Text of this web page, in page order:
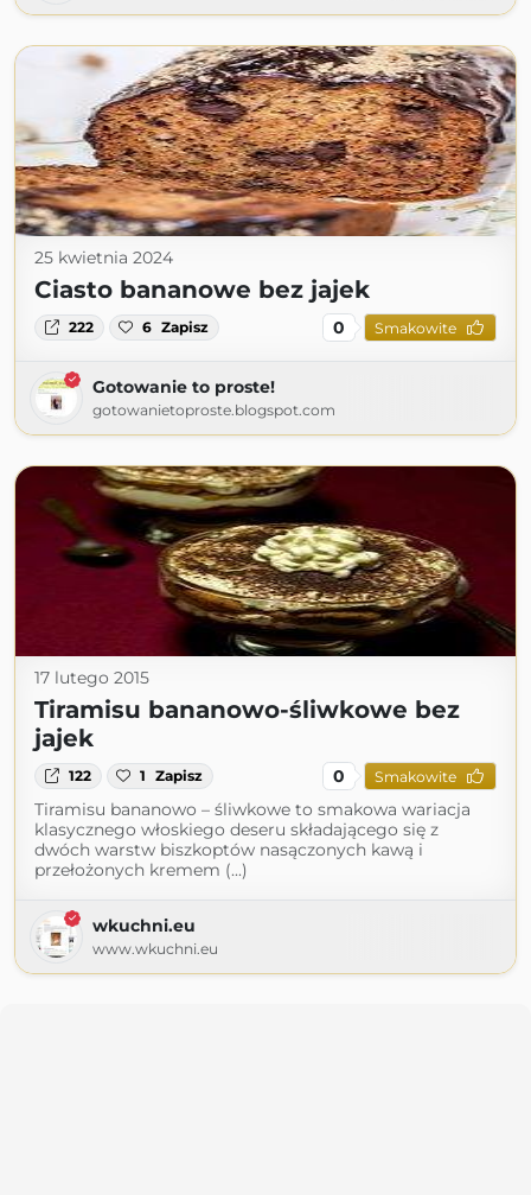
25 kwietnia 2024
Ciasto bananowe bez jajek
222 6 Zapisz 0 Smakowite
Gotowanie to proste!
gotowanietoproste.blogspot.com
17 lutego 2015
Tiramisu bananowo-śliwkowe bez
jajek
122 1 Zapisz 0 Smakowite
Tiramisu bananowo – śliwkowe to smakowa wariacja
klasycznego włoskiego deseru składającego się z
dwóch warstw biszkoptów nasączonych kawą i
przełożonych kremem (...)
wkuchni.eu
www.wkuchni.eu